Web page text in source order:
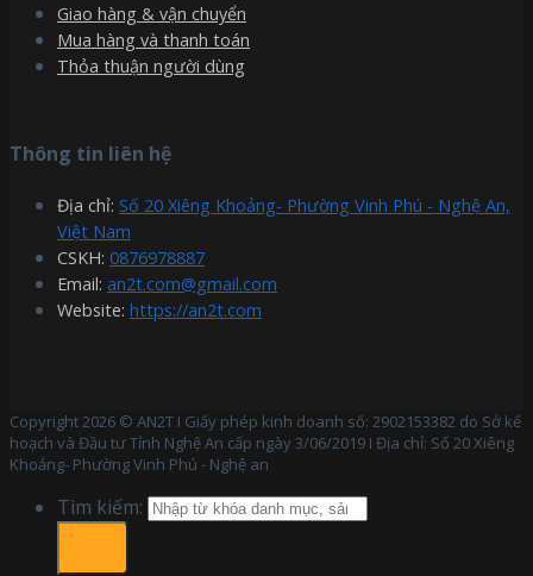
Giao hàng & vận chuyển
Mua hàng và thanh toán
Thỏa thuận người dùng
Thông tin liên hệ
Địa chỉ: Số 20 Xiêng Khoảng- Phường Vinh Phú - Nghệ An,
Việt Nam
CSKH: 0876978887
Email: an2t.com@gmail.com
Website: https://an2t.com
Copyright 2026 © AN2T I Giấy phép kinh doanh số: 2902153382 do Sở kế
hoạch và Đầu tư Tỉnh Nghệ An cấp ngày 3/06/2019 I Địa chỉ: Số 20 Xiêng
Khoảng- Phường Vinh Phú - Nghệ an
Tìm kiếm: